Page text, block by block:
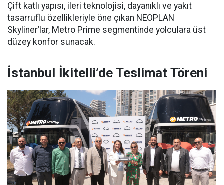
Çift katlı yapısı, ileri teknolojisi, dayanıklı ve yakıt
tasarruflu özellikleriyle öne çıkan NEOPLAN
Skyliner’lar, Metro Prime segmentinde yolculara üst
düzey konfor sunacak.
İstanbul İkitelli’de Teslimat Töreni